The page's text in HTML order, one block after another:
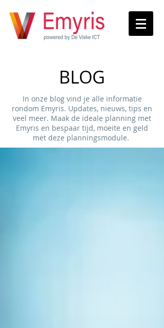
BLOG
In onze blog vind je alle informatie
rondom Emyris. Updates, nieuws, tips en
veel meer. Maak de ideale planning met
Emyris en bespaar tijd, moeite en geld
met deze planningsmodule.